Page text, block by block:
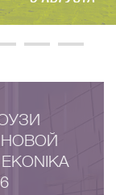
НОВОЙ